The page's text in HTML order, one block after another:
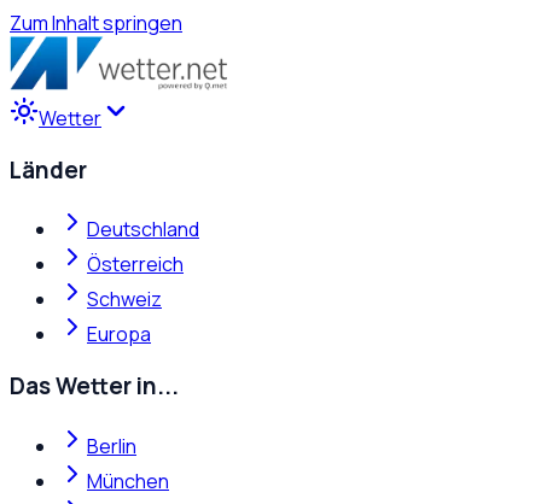
Zum Inhalt springen
Wetter
Länder
Deutschland
Österreich
Schweiz
Europa
Das Wetter in...
Berlin
München